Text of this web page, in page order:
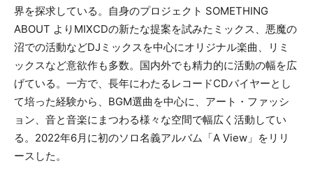
界を探求している。自身のプロジェクト SOMETHING
ABOUT よりMIXCDの新たな提案を試みたミックス、悪魔の
沼での活動などDJミックスを中心にオリジナル楽曲、リミ
ックスなど意欲作も多数。国内外でも精力的に活動の幅を広
げている。一方で、長年にわたるレコードCDバイヤーとし
て培った経験から、BGM選曲を中心に、アート・ファッシ
ョン、音と音楽にまつわる様々な空間で幅広く活動してい
る。2022年6月に初のソロ名義アルバム「A View」をリリ
ースした。